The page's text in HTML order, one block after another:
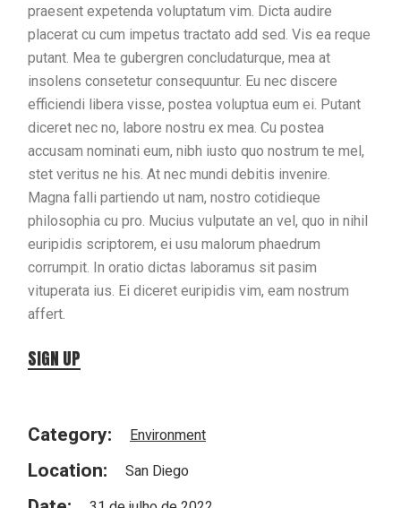
praesent expetenda voluptatum vim. Dicta audire
placerat cu cum impetus tractato add sed. Vis ea reque
putant. Mea te gubergren concludaturque, mea at
insolens consetetur consequuntur. Eu nec discere
efficiendi libera visse, postea voluptua eum ei. Putant
diceret nec no, labore nostru ex mea. Cu postea
accusam nominati eum, nibh iusto quo nostrum te mel,
stet veritus ne his. At nec mundi debitis invenire.
Magna falli partiendo ut nam, nostro cotidieque
philosophia cu pro. Mucius vulputate an vel, quo in nihil
euripidis scriptorem, ei usu malorum phaedrum
corrumpit. In oratio dictas laboramus sit pasim
vituperata ius. Ei diceret euripidis vim, eam nostrum
affert.
SIGN UP
Category: Environment
Location: San Diego